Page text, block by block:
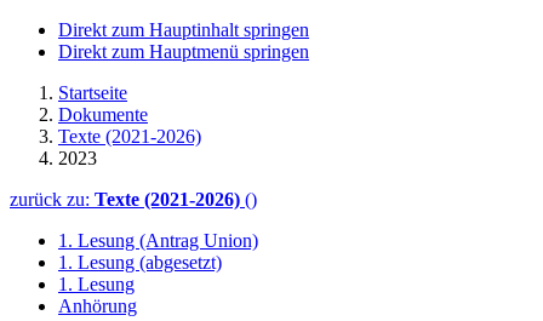
Direkt zum Hauptinhalt springen
Direkt zum Hauptmenü springen
Startseite
Dokumente
Texte (2021-2026)
2023
zurück zu: Texte (2021-2026) ()
1. Lesung (Antrag Union)
1. Lesung (abgesetzt)
1. Lesung
Anhörung